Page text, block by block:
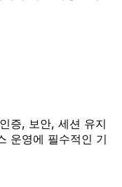
증, 보안, 세션 유지
운영에 필수적인 기